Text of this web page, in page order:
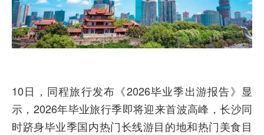
10日，同程旅行发布《2026毕业季出游报告》显
示，2026年毕业旅行季即将迎来首波高峰，长沙同
时跻身毕业季国内热门长线游目的地和热门美食目